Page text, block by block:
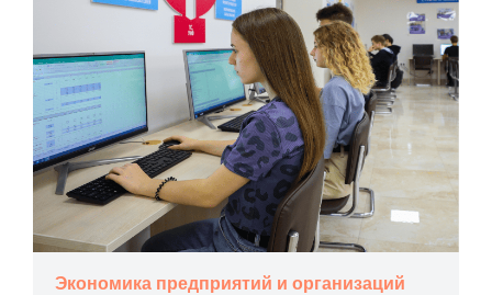
Экономика предприятий и организаций